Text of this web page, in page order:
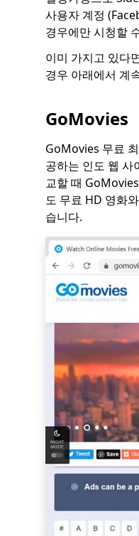
사용자 계정
경우에만 시청할
이미 가지고 있다
경우 아래에서 계
GoMovies
GoMovies 무료
공하는 인도 웹 사
교할 때
도 무료 HD 영화
습니다.